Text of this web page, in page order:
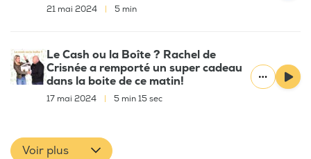
21 mai 2024 5 min
Le Cash ou la Boîte ? Rachel de
Crisnée a remporté un super cadeau
dans la boite de ce matin!
17 mai 2024 5 min 15 sec
Voir plus